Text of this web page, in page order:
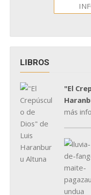
LIBROS
"El
más